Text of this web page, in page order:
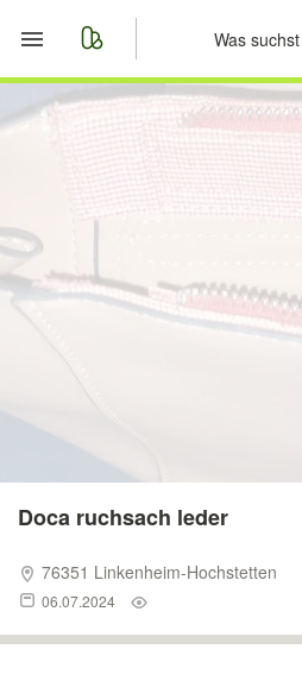
Start
Nachrichten
Anzeige aufgeben
Doca ruchsach leder
76351 Linkenheim-Hochstetten
06.07.2024